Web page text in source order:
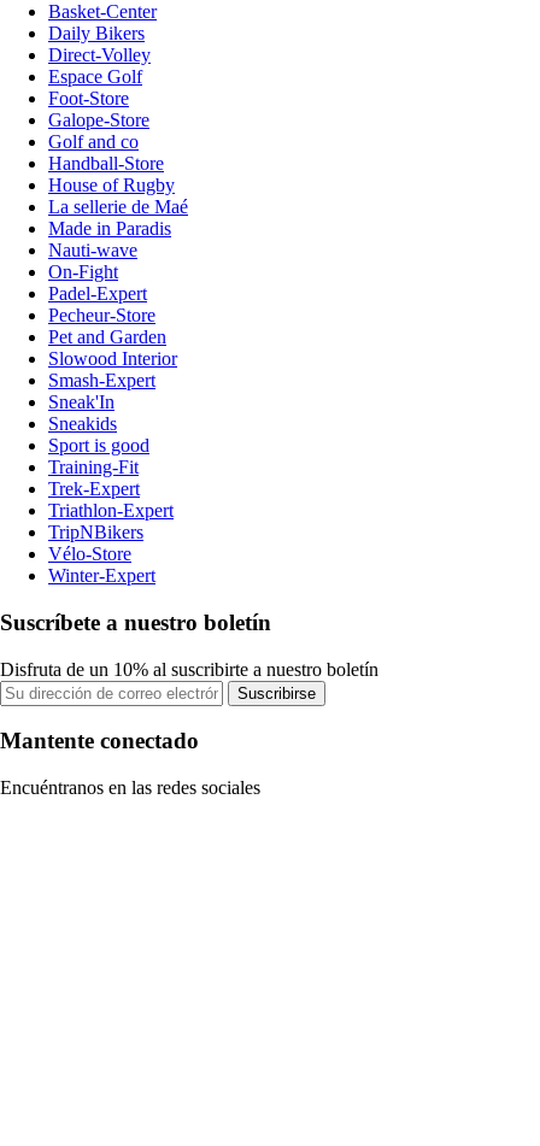
Basket-Center
Daily Bikers
Direct-Volley
Espace Golf
Foot-Store
Galope-Store
Golf and co
Handball-Store
House of Rugby
La sellerie de Maé
Made in Paradis
Nauti-wave
On-Fight
Padel-Expert
Pecheur-Store
Pet and Garden
Slowood Interior
Smash-Expert
Sneak'In
Sneakids
Sport is good
Training-Fit
Trek-Expert
Triathlon-Expert
TripNBikers
Vélo-Store
Winter-Expert
Suscríbete a nuestro boletín
Disfruta de un 10% al suscribirte a nuestro boletín
Suscribirse
Mantente conectado
Encuéntranos en las redes sociales